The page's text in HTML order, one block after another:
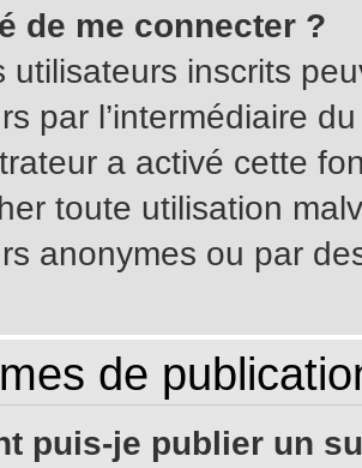
de me connecter ?
utilisateurs inscrits
par l’intermédiaire
a activé cette
toute utilisation
anonymes ou par
de
puis-je publier un